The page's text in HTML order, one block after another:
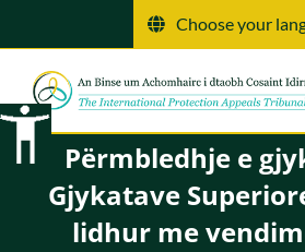
Choose your
Përmbledhje e
Gjykatave
lidhur me